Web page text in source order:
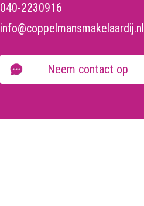
040-2230916
info@coppelmansmakelaardij.nl
Neem contact op